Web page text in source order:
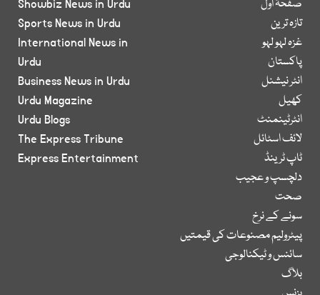
صفحۂ اول
تازہ ترین
غزہ لہو لہو
پاکستان
انٹر نیشنل
کھیل
انٹرٹینمنٹ
لائف اسٹائل
ٹاپ ٹرینڈ
دلچسپ و عجیب
صحت
سونے کے نرخ
پیٹرولیم مصنوعات کی قیمتیں
سائنس و ٹیکنالوجی
بلاگ
Showbiz News in Urdu
Sports News in Urdu
International News in
Urdu
Business News in Urdu
Urdu Magazine
Urdu Blogs
The Express Tribune
Express Entertainment